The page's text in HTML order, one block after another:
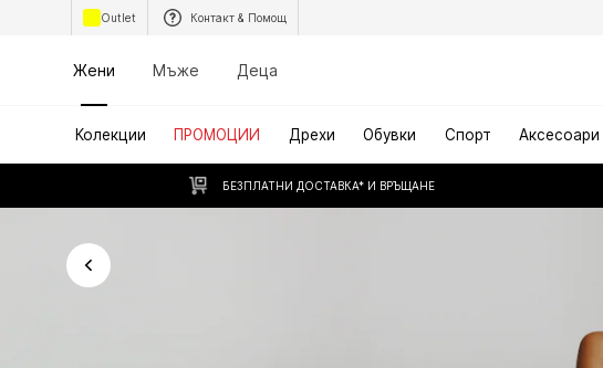
Outlet Контакт & Помощ
Жени Мъже Деца
Колекции ПРОМОЦИИ Дрехи Обувки Спорт Аксесоари
БЕЗПЛАТНИ ДОСТАВКА* И ВРЪЩАНЕ